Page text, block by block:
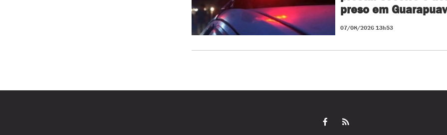
preso em
07/08/2026 13h53